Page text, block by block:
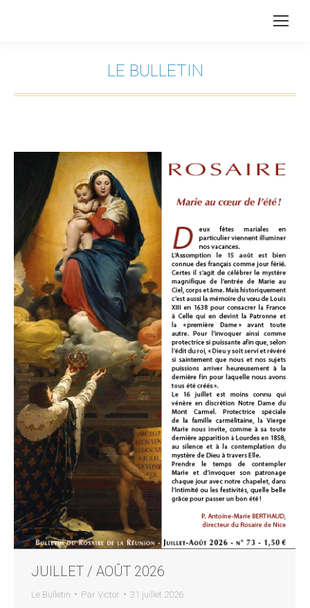
LE BULLETIN
JUILLET / AOÛT 2026
Le Bulletin Par Victor 31 juillet 2026